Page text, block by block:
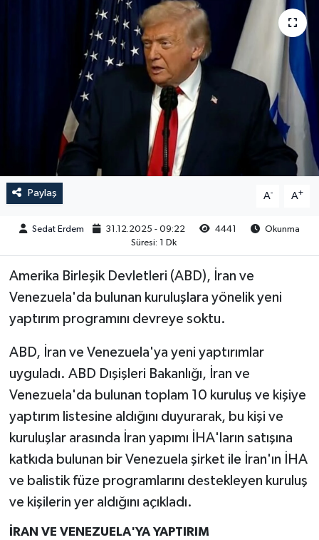
Paylaş A- A+
Sedat Erdem 31.12.2025 - 09:22 4441
Okunma
Süresi: 1 Dk
Amerika Birleşik Devletleri (ABD), İran ve
Venezuela'da bulunan kuruluşlara yönelik yeni
yaptırım programını devreye soktu.
ABD, İran ve Venezuela'ya yeni yaptırımlar
uyguladı. ABD Dışişleri Bakanlığı, İran ve
Venezuela'da bulunan toplam 10 kuruluş ve kişiye
yaptırım listesine aldığını duyurarak, bu kişi ve
kuruluşlar arasında İran yapımı İHA'ların satışına
katkıda bulunan bir Venezuela şirket ile İran'ın İHA
ve balistik füze programlarını destekleyen kuruluş
ve kişilerin yer aldığını açıkladı.
İRAN VE VENEZUELA'YA YAPTIRIM